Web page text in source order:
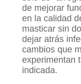
de mejorar
en la calidad
masticar sin
dejar atrás
cambios que
experimentan
indicada.